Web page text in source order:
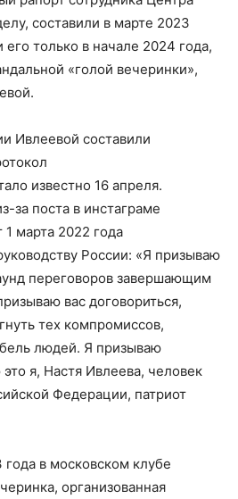
составили в марте 2023
его только в начале 2024 года,
«голой вечеринки»,
Ивлеевой составили
известно 16 апреля.
за поста в инстаграме
марта 2022 года
России: «Я призываю
переговоров завершающим
вас договориться,
тех компромиссов,
людей. Я призываю
я, Настя Ивлеева, человек
Федерации, патриот
в московском клубе
организованная